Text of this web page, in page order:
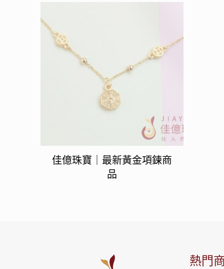
佳億珠寶｜最新黃金項鍊商
品
熱門